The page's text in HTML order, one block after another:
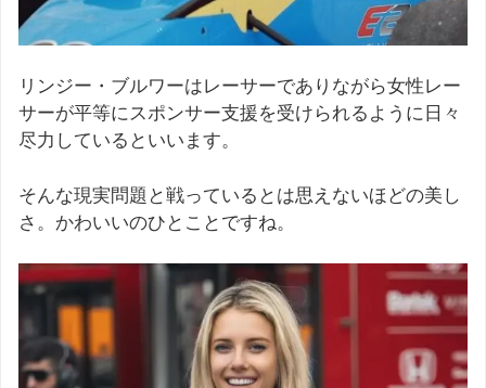
リンジー・ブルワーはレーサーでありながら女性レー
サーが平等にスポンサー支援を受けられるように日々
尽力しているといいます。
そんな現実問題と戦っているとは思えないほどの美し
さ。かわいいのひとことですね。